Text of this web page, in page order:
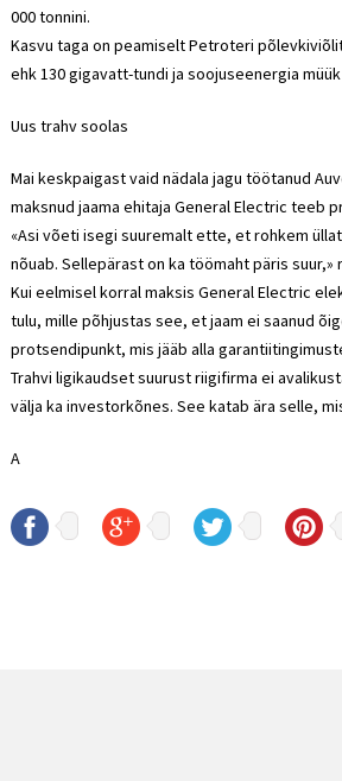
000 tonnini.
Kasvu taga on peamiselt Petroteri
ehk 130 gigavatt-tundi ja soojuseenergia
Uus trahv soolas
Mai keskpaigast vaid nädala jagu töötanud
maksnud jaama ehitaja General Electric teeb
«Asi võeti isegi suuremalt ette, et rohkem
nõuab. Sellepärast on ka töömaht päris suur,»
Kui eelmisel korral maksis General Electric
tulu, mille põhjustas see, et jaam ei saanud
protsendipunkt, mis jääb alla
Trahvi ligikaudset suurust riigifirma ei
välja ka investorkõnes. See katab ära selle,
A